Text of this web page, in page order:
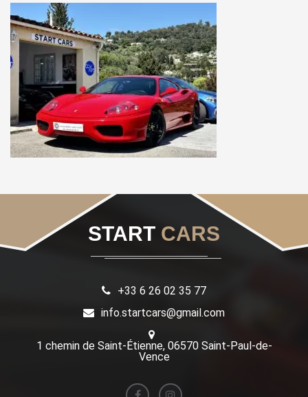
START CARS
+33 6 26 02 35 77
info.startcars@gmail.com
1 chemin de Saint-Étienne, 06570 Saint-Paul-de-
Vence